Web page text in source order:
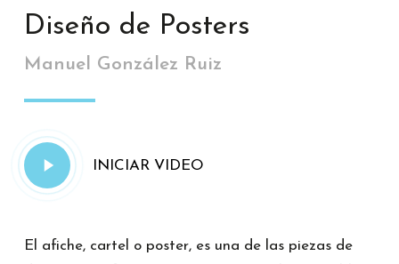
Diseño de Posters
Manuel González Ruiz
Play
Video
INICIAR VIDEO
El afiche, cartel o poster, es una de las piezas de